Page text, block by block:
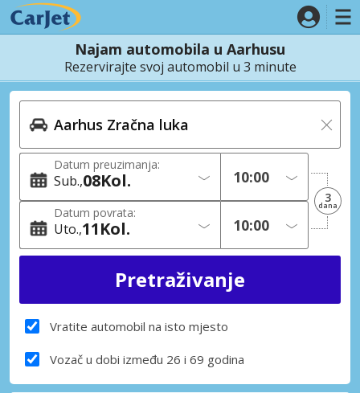
Najam automobila u Aarhusu
Rezervirajte svoj automobil u 3 minute
Datum preuzimanja:
Sub. 08Kol.
Datum povrata:
Uto. 11Kol.
3
dana
Vratite automobil na isto mjesto
Vozač u dobi između 26 i 69 godina